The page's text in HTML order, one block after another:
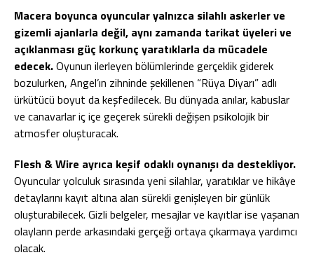
Macera boyunca oyuncular yalnızca silahlı askerler ve
gizemli ajanlarla değil, aynı zamanda tarikat üyeleri ve
açıklanması güç korkunç yaratıklarla da mücadele
edecek.Oyunun ilerleyen bölümlerinde gerçeklik giderek
bozulurken, Angel’ın zihninde şekillenen “Rüya Diyarı” adlı
ürkütücü boyut da keşfedilecek. Bu dünyada anılar, kabuslar
ve canavarlar iç içe geçerek sürekli değişen psikolojik bir
atmosfer oluşturacak.
Flesh & Wire ayrıca keşif odaklı oynanışı da destekliyor.
Oyuncular yolculuk sırasında yeni silahlar, yaratıklar ve hikâye
detaylarını kayıt altına alan sürekli genişleyen bir günlük
oluşturabilecek. Gizli belgeler, mesajlar ve kayıtlar ise yaşanan
olayların perde arkasındaki gerçeği ortaya çıkarmaya yardımcı
olacak.